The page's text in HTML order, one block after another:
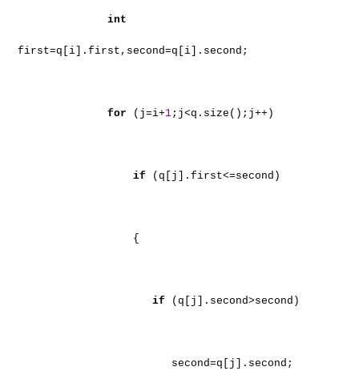
int
first=q[i].first,second=q[i].second;
for (j=i+1;j<q.size();j++)
if (q[j].first<=second)
{
if (q[j].second>second)
second=q[j].second;